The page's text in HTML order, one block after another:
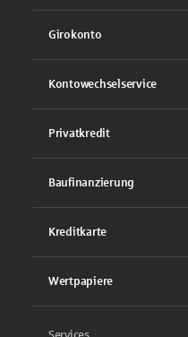
Girokonto
Kontowechselservice
Privatkredit
Baufinanzierung
Kreditkarte
Wertpapiere